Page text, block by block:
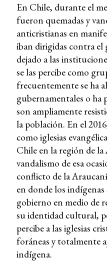
En Chile, durante el
fueron quemadas y
anticristianas en
iban dirigidas contra
dejado a las
se las percibe como
frecuentemente se ha
gubernamentales o
son ampliamente
la población. En el
como iglesias
Chile en la región de
vandalismo de esa
conflicto de la
en donde los
gobierno en medio de
su identidad cultural,
percibe a las iglesias
foráneas y totalmente
indígena.